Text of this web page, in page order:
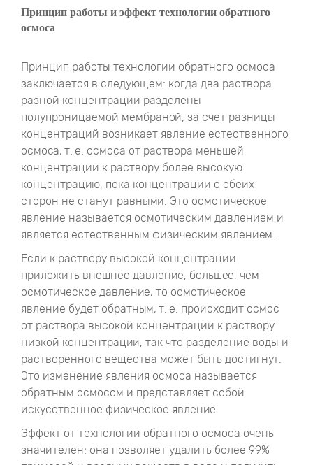
Принцип работы и эффект технологии обратного
осмоса
Принцип работы технологии обратного осмоса
заключается в следующем: когда два раствора
разной концентрации разделены
полупроницаемой мембраной, за счет разницы
концентраций возникает явление естественного
осмоса, т. е. осмоса от раствора меньшей
концентрации к раствору более высокую
концентрацию, пока концентрации с обеих
сторон не станут равными. Это осмотическое
явление называется осмотическим давлением и
является естественным физическим явлением.
Если к раствору высокой концентрации
приложить внешнее давление, большее, чем
осмотическое давление, то осмотическое
явление будет обратным, т. е. происходит осмос
от раствора высокой концентрации к раствору
низкой концентрации, так что разделение воды и
растворенного вещества может быть достигнут.
Это изменение явления осмоса называется
обратным осмосом и представляет собой
искусственное физическое явление.
Эффект от технологии обратного осмоса очень
значителен: она позволяет удалить более 99%